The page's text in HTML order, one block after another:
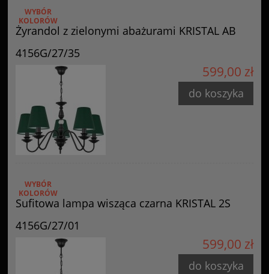
Żyrandol z zielonymi abażurami KRISTAL AB
4156G/27/35
WYBÓR
KOLORÓW
599,00 zł
do koszyka
Sufitowa lampa wisząca czarna KRISTAL 2S
4156G/27/01
WYBÓR
KOLORÓW
599,00 zł
do koszyka